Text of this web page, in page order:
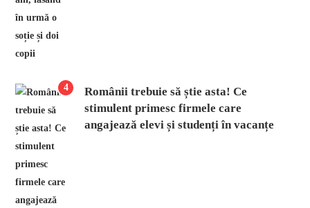
4
Românii trebuie să știe asta! Ce
stimulent primesc firmele care
angajează elevi și studenți în vacanțe